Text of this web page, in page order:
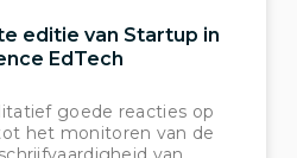
editie van Startup in
EdTech
goede reacties op
het monitoren van de